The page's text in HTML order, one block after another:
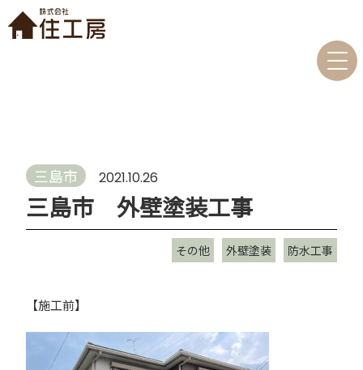
三島市 2021.10.26
三島市 外壁塗装工事
その他 外壁塗装 防水工事
【施工前】